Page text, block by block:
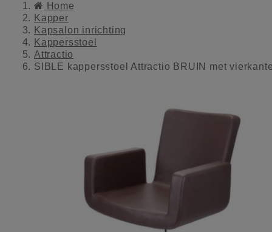
Home
Kapper
Kapsalon inrichting
Kappersstoel
Attractio
SIBLE kappersstoel Attractio BRUIN met